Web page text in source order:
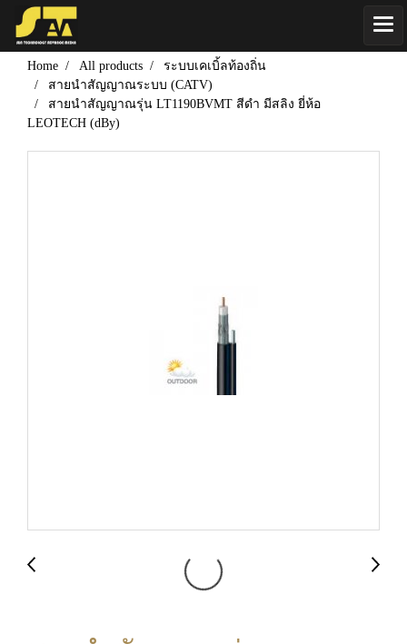
Home All products
ระบบเคเบิ้ลท้องถิ่น
สายนำสัญญาณระบบ (CATV)
สายนำสัญญาณรุ่น LT1190BVMT สีดำ มีสลิง ยี่ห้อ
LEOTECH (dBy)